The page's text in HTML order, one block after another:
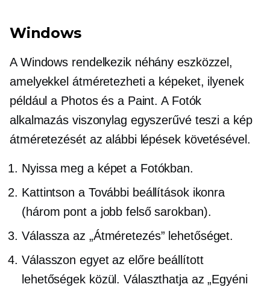
Windows
A Windows rendelkezik néhány eszközzel,
amelyekkel átméretezheti a képeket, ilyenek
például a Photos és a Paint. A Fotók
alkalmazás viszonylag egyszerűvé teszi a kép
átméretezését az alábbi lépések követésével.
Nyissa meg a képet a Fotókban.
Kattintson a További beállítások ikonra
(három pont a jobb felső sarokban).
Válassza az „Átméretezés” lehetőséget.
Válasszon egyet az előre beállított
lehetőségek közül. Választhatja az „Egyéni